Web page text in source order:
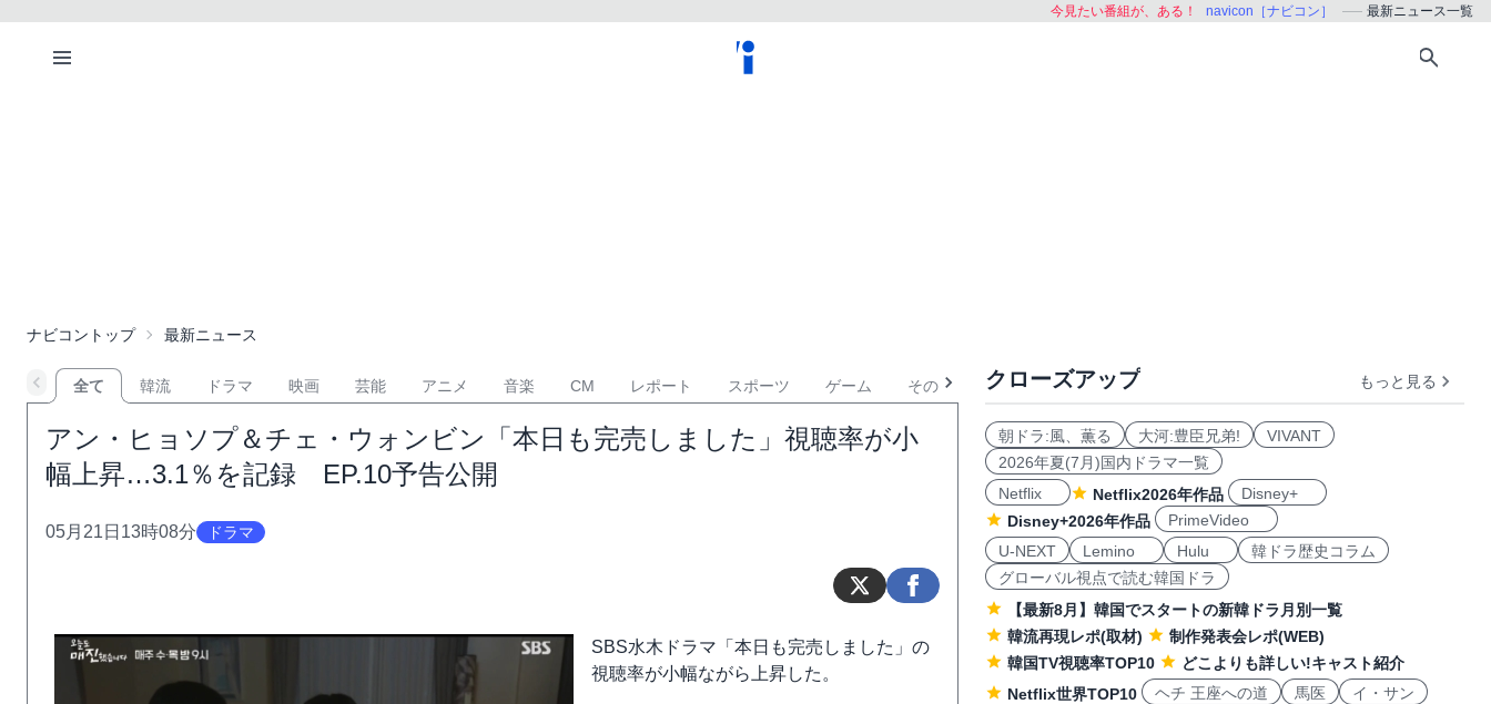
今見たい番組が、ある！ navicon［ナビコン］ 最新ニュース一覧
ナビコントップ 最新ニュース
全て 韓流 ドラマ 映画 芸能 アニメ 音楽 CM レポート スポーツ ゲーム その他
アン・ヒョソプ＆チェ・ウォンビン「本日も完売しました」視聴率が小
幅上昇…3.1％を記録 EP.10予告公開
05月21日13時08分 ドラマ
SBS水木ドラマ「本日も完売しました」の
視聴率が小幅ながら上昇した。
クローズアップ もっと見る
朝ドラ:風、薫る 大河:豊臣兄弟!
VIVANT
2026年夏(7月)国内ドラマ一覧
Netflix
Netflix2026年作品
Disney+
Disney+2026年作品
PrimeVideo
U-NEXT
Lemino Hulu
韓ドラ歴史コラム
グローバル視点で読む韓国ドラ
【最新8月】韓国でスタートの新韓ドラ月別一覧
韓流再現レポ(取材)
制作発表会レポ(WEB)
韓国TV視聴率TOP10
どこよりも詳しい!キャスト紹介
Netflix世界TOP10
ヘチ 王座への道 馬医
イ・サン